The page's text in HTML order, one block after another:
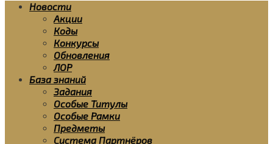
Новости
Акции
Коды
Конкурсы
Обновления
ЛОР
База знаний
Задания
Особые Титулы
Особые Рамки
Предметы
Система Партнёров